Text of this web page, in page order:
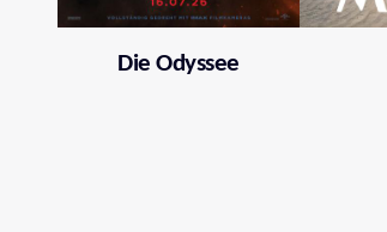
Die Odyssee